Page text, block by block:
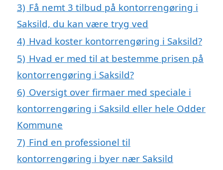
3) Få nemt 3 tilbud på kontorrengøring i
Saksild, du kan være tryg ved
4) Hvad koster kontorrengøring i Saksild?
5) Hvad er med til at bestemme prisen på
kontorrengøring i Saksild?
6) Oversigt over firmaer med speciale i
kontorrengøring i Saksild eller hele Odder
Kommune
7) Find en professionel til
kontorrengøring i byer nær Saksild